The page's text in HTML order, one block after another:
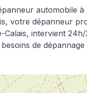
automobile à
, votre dépanneur
Calais, intervient
de dépannage